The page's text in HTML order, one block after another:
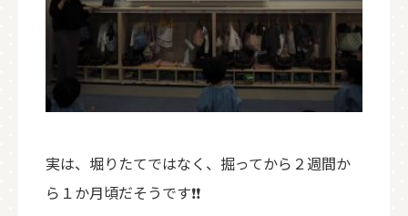
実は、堀りたてではなく、掘ってから２週間か
ら１か月頃だそうです❗❗